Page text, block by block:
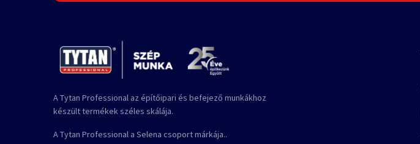
A Tytan Professional az építőipari és befejező munkákhoz
készült termékek széles skálája.
A Tytan Professional a Selena csoport márkája..